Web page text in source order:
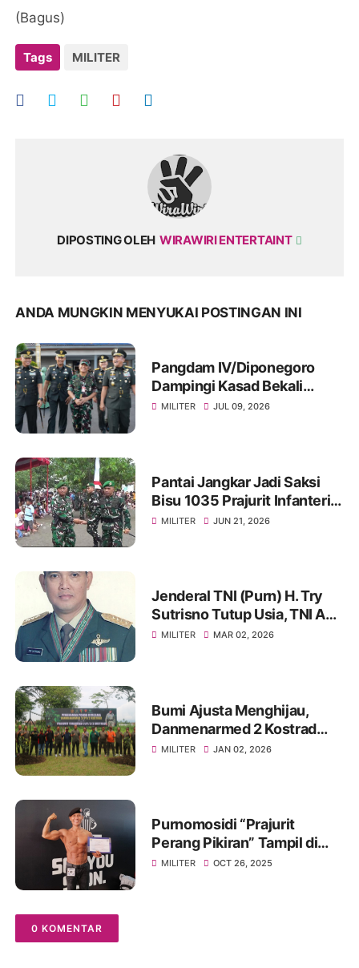
(Bagus)
Tags MILITER
DIPOSTING OLEH WIRAWIRI ENTERTAINT
ANDA MUNGKIN MENYUKAI POSTINGAN INI
Pangdam IV/Diponegoro
Dampingi Kasad Bekali
Taruna Akmil, Siapkan
MILITER JUL 09, 2026
Pantai Jangkar Jadi Saksi
Bisu 1035 Prajurit Infanteri,
Ikuti Tradisi Pembaretan
MILITER JUN 21, 2026
Jenderal TNI (Purn) H. Try
Sutrisno Tutup Usia, TNI AD
Berduka
MILITER MAR 02, 2026
Bumi Ajusta Menghijau,
Danmenarmed 2 Kostrad
Pimpin Gerakan Tanam
MILITER JAN 02, 2026
Purnomosidi “Prajurit
Perang Pikiran” Tampil di
Body Contest Piala Wali
MILITER OCT 26, 2025
0 KOMENTAR